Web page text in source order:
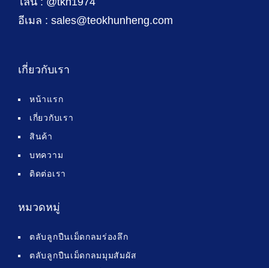
อีเมล : sales@teokhunheng.com
เกี่ยวกับเรา
หน้าแรก
เกี่ยวกับเรา
สินค้า
บทความ
ติดต่อเรา
หมวดหมู่
ตลับลูกปืนเม็ดกลมร่องลึก
ตลับลูกปืนเม็ดกลมมุมสัมผัส